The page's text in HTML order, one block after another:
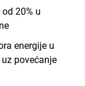
20% u
energije u
povećanje